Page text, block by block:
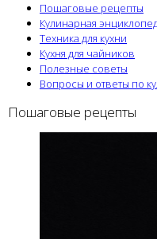
Пошаговые рецепты
Кулинарная
Техника для кухни
Кухня для чайников
Полезные советы
Вопросы и ответы по
Пошаговые рецепты